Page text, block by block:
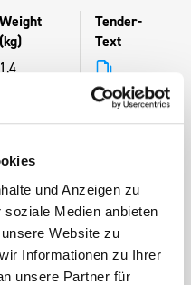
und Anzeigen zu
Medien anbieten
Website zu
Informationen zu Ihrer
unsere Partner für
Weight
(kg)
Tender-
Text
1,4
2,2
2,2
2,7
3,4